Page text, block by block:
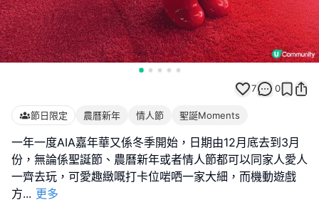
7 0
節日限定 農曆新年 情人節 聖誕Moments
一年一度AIA嘉年華又係冬季開始，日期由12月底去到3月
份，無論係聖誕節、農曆新年或者情人節都可以同家人愛人
一齊去玩，可愛趣緻嘅打卡位啱哂一家大細，而機動遊戲
方... 更多